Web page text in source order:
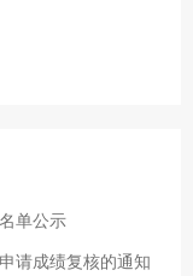
单公示
请成绩复核的通知